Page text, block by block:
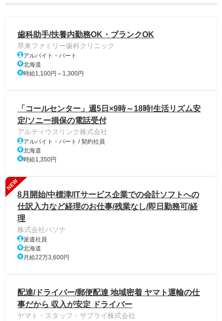
歯科助手/扶養内勤務OK・ブランクOK
早来ファミリー歯科クリニック
アルバイト・パート
北海道
時給1,100円～1,300円
「コールセンター」週5日×9時～18時!生活リズム安
定/ソニー損保の電話受付
アルティウスリンク株式会社
アルバイト・パート / 契約社員
北海道
時給1,350円
NEW
8月開始/中標津/ITサービス企業での会計ソフトへの
仕訳入力など経理のお仕事/残業なし/即日勤務可/経
理
株式会社パソナ
派遣社員
北海道
月給22万3,600円
配達/ドライバー/郵便配達 地域密着 ヤマト運輸の仕
事だから 収入が安定 ドライバー
ヤマト・スタッフ・サプライ株式会社